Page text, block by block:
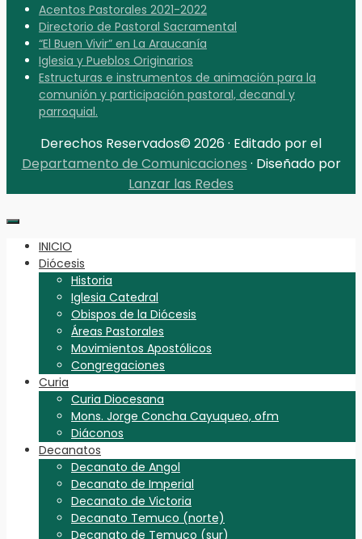
Acentos Pastorales 2021-2022
Directorio de Pastoral Sacramental
“El Buen Vivir” en La Araucanía
Iglesia y Pueblos Originarios
Estructuras e instrumentos de animación para la
comunión y participación pastoral, decanal y
parroquial.
Derechos Reservados© 2026 · Editado por el
Departamento de Comunicaciones · Diseñado por
Lanzar las Redes
INICIO
Diócesis
Historia
Iglesia Catedral
Obispos de la Diócesis
Áreas Pastorales
Movimientos Apostólicos
Congregaciones
Curia
Curia Diocesana
Mons. Jorge Concha Cayuqueo, ofm
Diáconos
Decanatos
Decanato de Angol
Decanato de Imperial
Decanato de Victoria
Decanato Temuco (norte)
Decanato de Temuco (sur)